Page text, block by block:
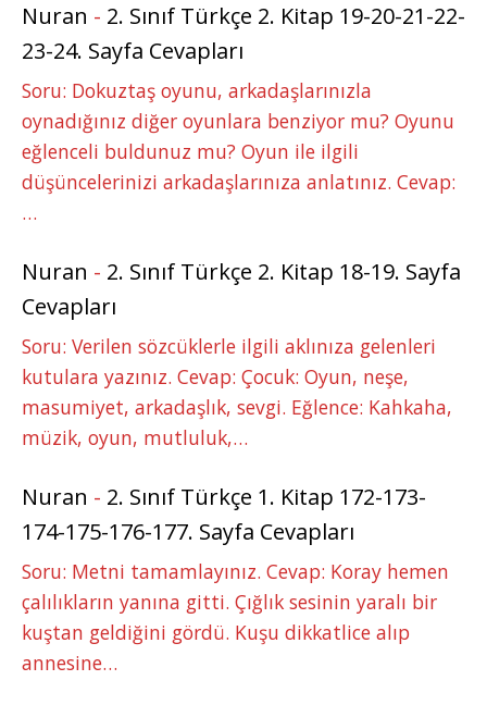
Nuran - 2. Sınıf Türkçe 2. Kitap 19-20-21-22-
23-24. Sayfa Cevapları
Soru: Dokuztaş oyunu, arkadaşlarınızla
oynadığınız diğer oyunlara benziyor mu? Oyunu
eğlenceli buldunuz mu? Oyun ile ilgili
düşüncelerinizi arkadaşlarınıza anlatınız. Cevap:
…
Nuran - 2. Sınıf Türkçe 2. Kitap 18-19. Sayfa
Cevapları
Soru: Verilen sözcüklerle ilgili aklınıza gelenleri
kutulara yazınız. Cevap: Çocuk: Oyun, neşe,
masumiyet, arkadaşlık, sevgi. Eğlence: Kahkaha,
müzik, oyun, mutluluk,…
Nuran - 2. Sınıf Türkçe 1. Kitap 172-173-
174-175-176-177. Sayfa Cevapları
Soru: Metni tamamlayınız. Cevap: Koray hemen
çalılıkların yanına gitti. Çığlık sesinin yaralı bir
kuştan geldiğini gördü. Kuşu dikkatlice alıp
annesine…